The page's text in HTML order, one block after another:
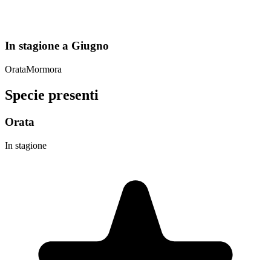
In stagione a Giugno
OrataMormora
Specie presenti
Orata
In stagione